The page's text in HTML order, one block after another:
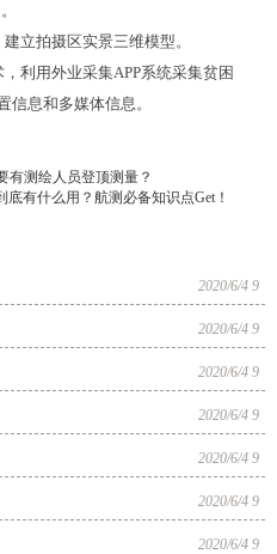
拍摄区实景三维模型。
利用外业采集APP系统采集贫困
信息和多媒体信息。
有测绘人员登顶测量？
底有什么用？航测必备知识点Get！
2020/6/4 9
2020/6/4 9
2020/6/4 9
2020/6/4 9
2020/6/4 9
2020/6/4 9
2020/6/4 9